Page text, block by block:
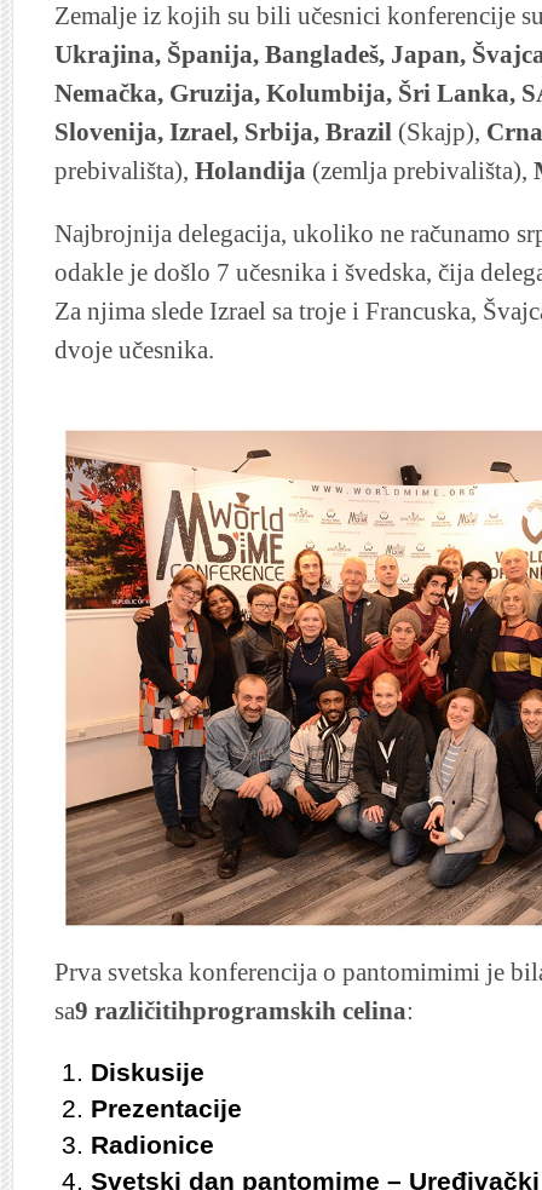
Zemalje iz kojih su bili učesnici konferencije
Ukrajina, Španija, Bangladeš, Japan,
Nemačka, Gruzija, Kolumbija, Šri Lanka,
Slovenija, Izrael, Srbija, Brazil (Skajp),
prebivališta), Holandija (zemlja prebivališta),
Najbrojnija delegacija, ukoliko ne računamo
odakle je došlo 7 učesnika i švedska, čija
Za njima slede Izrael sa troje i Francuska,
dvoje učesnika.
Prva svetska konferencija o pantomimimi je
sa9 različitihprogramskih celina:
Diskusije
Prezentacije
Radionice
Svetski dan pantomime –